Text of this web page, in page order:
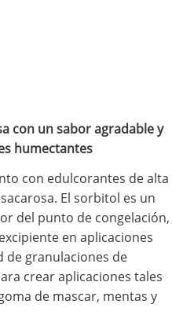
con un sabor agradable y
humectantes
con edulcorantes de alta
El sorbitol es un
del punto de congelación,
en aplicaciones
de granulaciones de
crear aplicaciones tales
de mascar, mentas y